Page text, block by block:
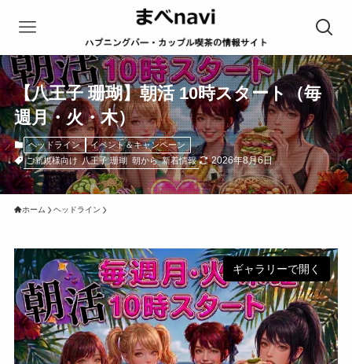
【八王子 珊瑚】朝活 10時スタート（毎
週月・火・木）
ヘッドライン
イベント＆キャンペーン
ご新規様向け 八王子 珊瑚 朝から 新着情報 2026年8月6日
ホーム ヘッドライン
ギャラリーで開く